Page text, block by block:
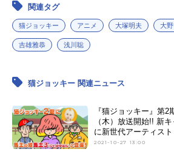
関連タグ
猫ジョッキー アニメ 大塚明夫 大
吉雄雅恭 浅川聡
猫ジョッキー 関連ニュース
『猫ジョッキー』第2
（木）放送開始!! 新
に新世代アーティス
2021-10-27 13:00